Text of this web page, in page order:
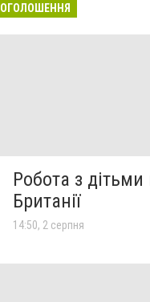
ОГОЛОШЕННЯ
Робота з дітьми
Британії
14:50, 2 серпня